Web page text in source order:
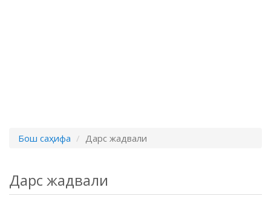
Бош саҳифа Дарс жадвали
Дарс жадвали